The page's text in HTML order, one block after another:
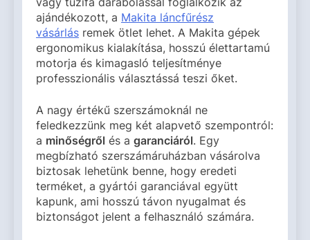
ajándékozott, a Makita láncfűrész
vásárlás remek ötlet lehet. A Makita gépek
ergonomikus kialakítása, hosszú élettartamú
motorja és kimagasló teljesítménye
professzionális választássá teszi őket.
A nagy értékű szerszámoknál ne
feledkezzünk meg két alapvető szempontról:
a minőségről és a garanciáról. Egy
megbízható szerszámáruházban vásárolva
biztosak lehetünk benne, hogy eredeti
terméket, a gyártói garanciával együtt
kapunk, ami hosszú távon nyugalmat és
biztonságot jelent a felhasználó számára.